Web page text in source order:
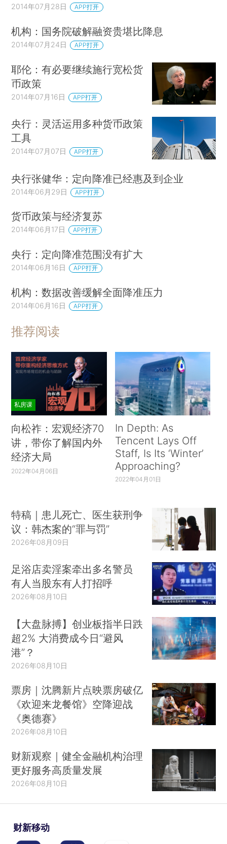
2014年07月28日 APP打开
机构：国务院破解融资贵堪比降息
2014年07月24日 APP打开
耶伦：有必要继续施行宽松货
币政策
2014年07月16日 APP打开
央行：灵活运用多种货币政策
工具
2014年07月07日 APP打开
央行张健华：定向降准已经惠及到企业
2014年06月29日 APP打开
货币政策与经济复苏
2014年06月17日 APP打开
央行：定向降准范围没有扩大
2014年06月16日 APP打开
机构：数据改善缓解全面降准压力
2014年06月16日 APP打开
推荐阅读
私房课
向松祚：宏观经济70
讲，带你了解国内外
经济大局
2022年04月06日
In Depth: As
Tencent Lays Off
Staff, Is Its ‘Winter’
Approaching?
2022年04月01日
特稿｜患儿死亡、医生获刑争
议：韩杰案的“罪与罚”
2026年08月09日
足浴店卖淫案牵出多名警员
有人当股东有人打招呼
2026年08月10日
【大盘脉搏】创业板指半日跌
超2% 大消费成今日“避风
港”？
2026年08月10日
票房｜沈腾新片点映票房破亿
《欢迎来龙餐馆》空降迎战
《奥德赛》
2026年08月10日
财新观察｜健全金融机构治理
更好服务高质量发展
2026年08月10日
财新移动